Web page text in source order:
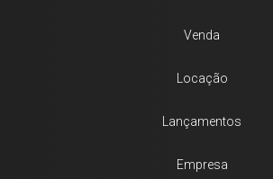
Venda
Locação
Lançamentos
Empresa